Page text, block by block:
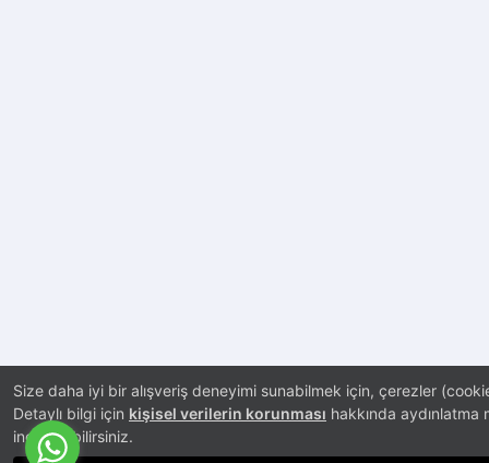
Size daha iyi bir alışveriş deneyimi sunabilmek için, çerezler
Detaylı bilgi için kişisel verilerin korunması hakkında aydınlatma
inceleyebilirsiniz.